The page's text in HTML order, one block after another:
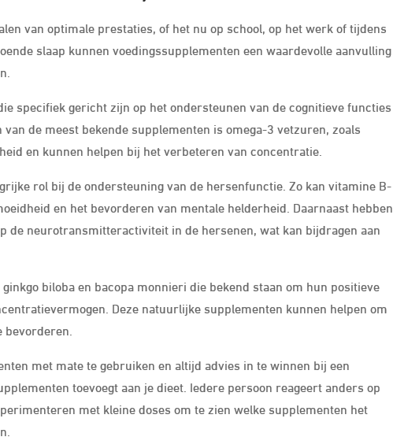
van optimale prestaties, of het nu op school, op het werk of tijdens
slaap kunnen voedingssupplementen een waardevolle aanvulling
specifiek gericht zijn op het ondersteunen van de cognitieve functies
de meest bekende supplementen is omega-3 vetzuren, zoals
en kunnen helpen bij het verbeteren van concentratie.
rol bij de ondersteuning van de hersenfunctie. Zo kan vitamine B-
en het bevorderen van mentale helderheid. Daarnaast hebben
de neurotransmitteractiviteit in de hersenen, wat kan bijdragen aan
biloba en bacopa monnieri die bekend staan om hun positieve
Deze natuurlijke supplementen kunnen helpen om
met mate te gebruiken en altijd advies in te winnen bij een
toevoegt aan je dieet. Iedere persoon reageert anders op
met kleine doses om te zien welke supplementen het